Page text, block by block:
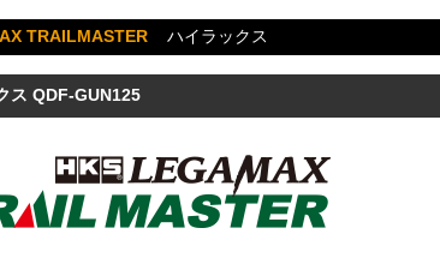
TRAILMASTER ハイラックス
ス QDF-GUN125